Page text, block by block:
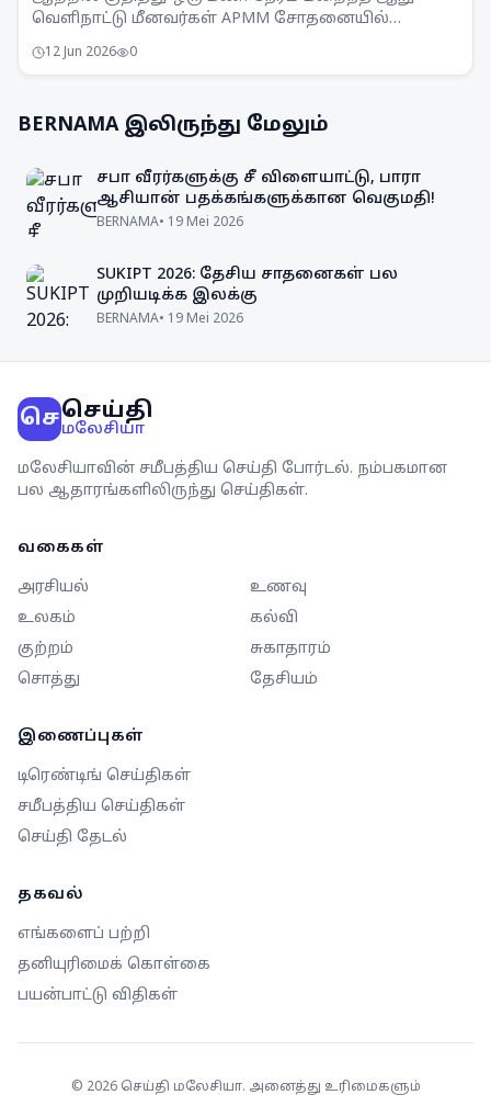
வெளிநாட்டு மீனவர்கள் APMM சோதனையில்
எதிராக APMM தொடர்ந்து கண்காணிப்பு
12 Jun 2026 0
BERNAMAஇலிருந்து மேலும்
சபா வீரர்களுக்கு சீ விளையாட்டு, பாரா
ஆசியான் பதக்கங்களுக்கான வெகுமதி!
BERNAMA• 19 Mei 2026
SUKIPT 2026: தேசிய சாதனைகள் பல
முறியடிக்க இலக்கு
BERNAMA• 19 Mei 2026
செசெய்தி
மலேசியா
மலேசியாவின் சமீபத்திய செய்தி போர்டல். நம்பகமான
பல ஆதாரங்களிலிருந்து செய்திகள்.
வகைகள்
அரசியல்
உணவு
உலகம்
கல்வி
குற்றம்
சுகாதாரம்
சொத்து
தேசியம்
இணைப்புகள்
டிரெண்டிங் செய்திகள்
சமீபத்திய செய்திகள்
செய்தி தேடல்
தகவல்
எங்களைப் பற்றி
தனியுரிமைக் கொள்கை
பயன்பாட்டு விதிகள்
© 2026செய்தி மலேசியா. அனைத்து உரிமைகளும்